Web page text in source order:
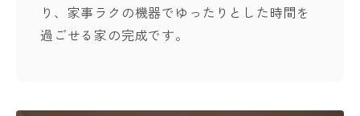
り、家事ラクの機器でゆったりとした時間を
過ごせる家の完成です。